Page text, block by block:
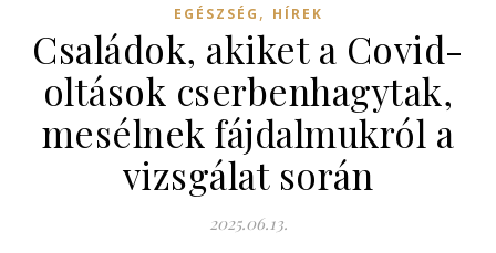
EGÉSZSÉG , HÍREK
Családok, akiket a Covid-
oltások cserbenhagytak,
mesélnek fájdalmukról a
vizsgálat során
2025.06.13.